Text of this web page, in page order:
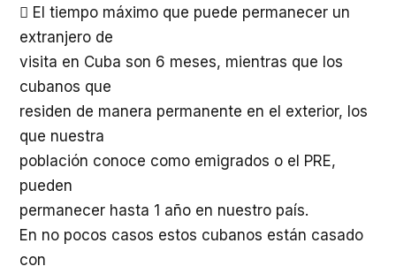
 El tiempo máximo que puede permanecer un
extranjero de
visita en Cuba son 6 meses, mientras que los
cubanos que
residen de manera permanente en el exterior, los
que nuestra
población conoce como emigrados o el PRE,
pueden
permanecer hasta 1 año en nuestro país.
En no pocos casos estos cubanos están casado
con